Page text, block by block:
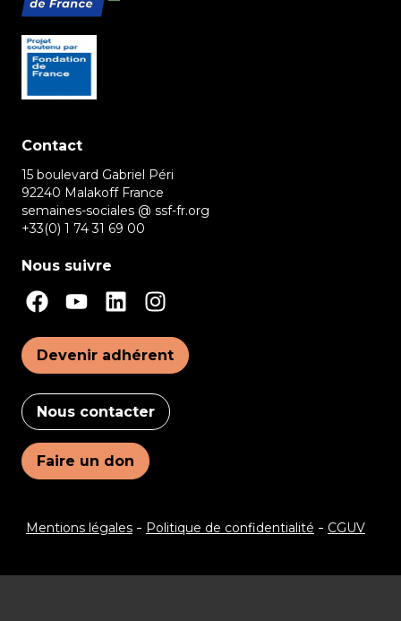
Contact
15 boulevard Gabriel Péri
92240 Malakoff France
semaines-sociales @ ssf-fr.org
+33(0) 1 74 31 69 00
Nous suivre
Devenir adhérent
Nous contacter
Faire un don
Mentions légales Politique de confidentialité CGUV